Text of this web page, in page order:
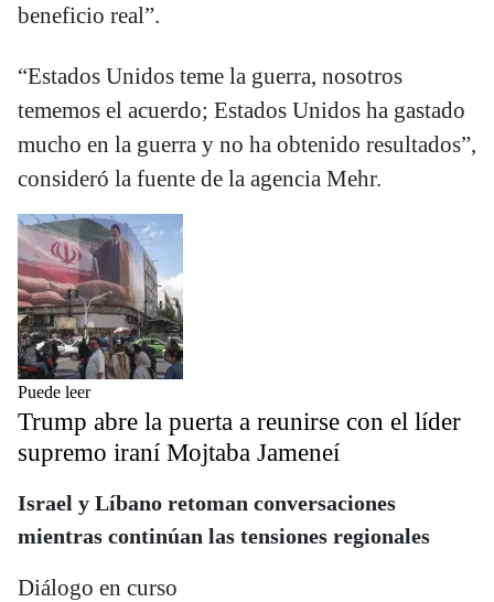
beneficio real”.
“Estados Unidos teme la guerra, nosotros
tememos el acuerdo; Estados Unidos ha gastado
mucho en la guerra y no ha obtenido resultados”,
consideró la fuente de la agencia Mehr.
Puede leer
Trump abre la puerta a reunirse con el líder
supremo iraní Mojtaba Jameneí
Israel y Líbano retoman conversaciones
mientras continúan las tensiones regionales
Diálogo en curso